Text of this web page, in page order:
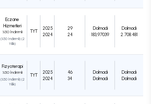
Eczane
Hizmetleri
%50 İndirimli
(%50 İndirimli) (2
Yıllık)
TYT
2025
2024
29
24
Dolmadı
183,97039
Dolmadı
2.708.481
Fizyoterapi
%50 İndirimli
(%50 İndirimli) (2
Yıllık)
TYT
2025
2024
46
34
Dolmadı
Dolmadı
Dolmadı
Dolmadı